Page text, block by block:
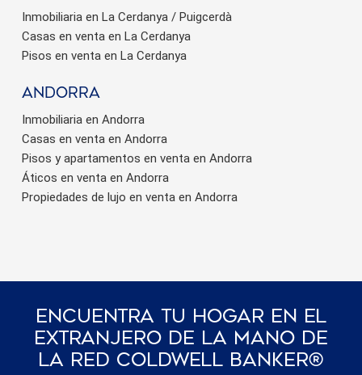
Inmobiliaria en La Cerdanya / Puigcerdà
Casas en venta en La Cerdanya
Pisos en venta en La Cerdanya
Andorra
Inmobiliaria en Andorra
Casas en venta en Andorra
Pisos y apartamentos en venta en Andorra
Áticos en venta en Andorra
Propiedades de lujo en venta en Andorra
Encuentra Tu Hogar En El
Extranjero De La Mano De
La Red Coldwell Banker®